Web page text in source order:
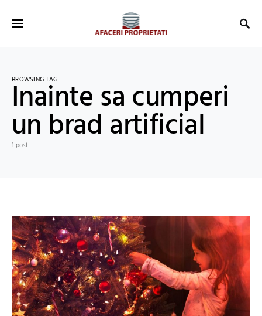
BROWSING TAG
Inainte sa cumperi
un brad artificial
1 post